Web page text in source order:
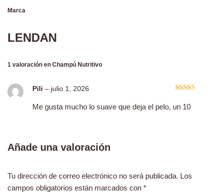
Marca
LENDAN
1 valoración en Champú Nutritivo
con4
Pili – julio 1, 2026
Me gusta mucho lo suave que deja el pelo, un 10
Añade una valoración
Tu dirección de correo electrónico no será publicada. Los
campos obligatorios están marcados con *